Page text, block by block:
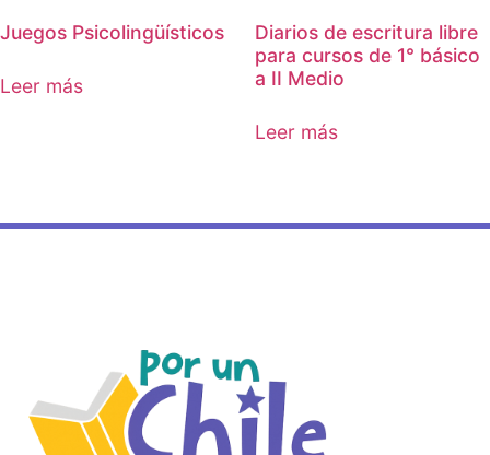
Juegos Psicolingüísticos
Leer más
Diarios de escritura libre
para cursos de 1° básico
a II Medio
Leer más